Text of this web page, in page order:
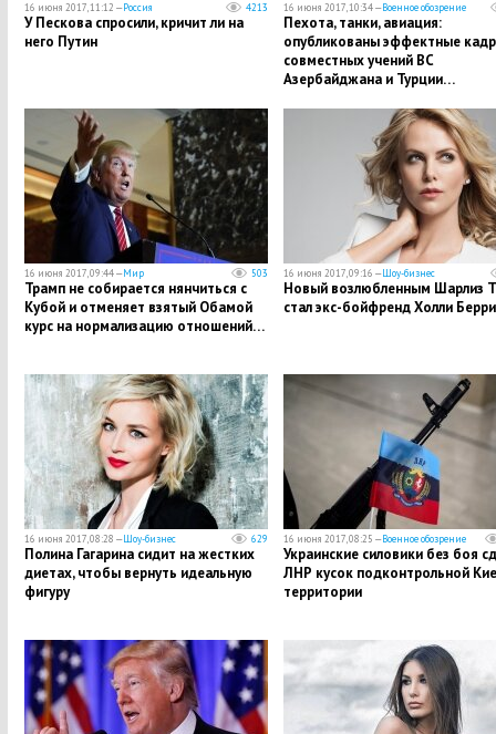
16 июня 2017, 11:12 —Россия 4213
У Пескова спросили, кричит ли на
него Путин
16 июня 2017, 10:34 —Военное обозрение
Пехота, танки, авиация:
опубликованы эффектные
совместных учений ВС
Азербайджана и Турции…
16 июня 2017, 09:44 —Мир 503
Трамп не собирается нянчиться с
Кубой и отменяет взятый Обамой
курс на нормализацию отношений…
16 июня 2017, 09:16 —Шоу-бизнес
Новый возлюбленным Шарлиз
стал экс-бойфренд Холли Берри
16 июня 2017, 08:28 —Шоу-бизнес 629
Полина Гагарина сидит на жестких
диетах, чтобы вернуть идеальную
фигуру
16 июня 2017, 08:25 —Военное обозрение
Украинские силовики без боя
ЛНР кусок подконтрольной
территории